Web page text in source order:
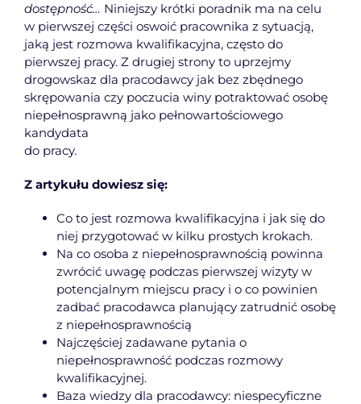
dostępność… Niniejszy krótki poradnik ma na celu
w pierwszej części oswoić pracownika z sytuacją,
jaką jest rozmowa kwalifikacyjna, często do
pierwszej pracy. Z drugiej strony to uprzejmy
drogowskaz dla pracodawcy jak bez zbędnego
skrępowania czy poczucia winy potraktować osobę
niepełnosprawną jako pełnowartościowego
kandydata
do pracy.
Z artykułu dowiesz się:
Co to jest rozmowa kwalifikacyjna i jak się do
niej przygotować w kilku prostych krokach.
Na co osoba z niepełnosprawnością powinna
zwrócić uwagę podczas pierwszej wizyty w
potencjalnym miejscu pracy i o co powinien
zadbać pracodawca planujący zatrudnić osobę
z niepełnosprawnością
Najczęściej zadawane pytania o
niepełnosprawność podczas rozmowy
kwalifikacyjnej.
Baza wiedzy dla pracodawcy: niespecyficzne